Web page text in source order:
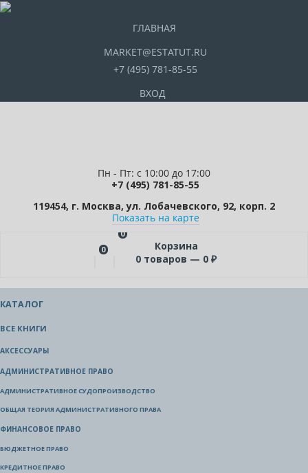
ГЛАВНАЯ
MARKET@ESTATUT.RU
+7 (495) 781-85-55
ВХОД
Пн - Пт: с 10:00 до 17:00
+7 (495) 781-85-55
119454, г. Москва, ул. Лобачевского, 92, корп. 2
Показать на карте
0
0
Корзина
0 товаров — 0 ₽
КАТАЛОГ
ВСЕ КНИГИ
АКСЕССУАРЫ
АДМИНИСТРАТИВНОЕ ПРАВО
АДМИНИСТРАТИВНОЕ СУДОПРОИЗВОДСТВО
ОБЩАЯ ТЕОРИЯ АДМИНИСТРАТИВНОГО ПРАВА
ФИНАНСОВОЕ ПРАВО
БЮДЖЕТНОЕ ПРАВО
КРЕДИТНОЕ ПРАВО